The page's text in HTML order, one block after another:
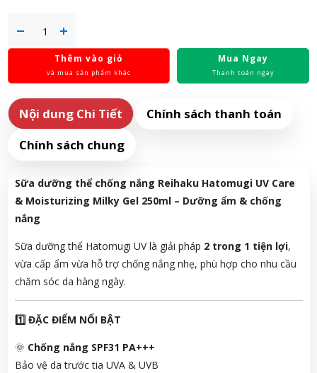
Thêm vào giỏ
và mua sản phẩm khác
Mua Ngay
Thanh toán ngay
Nội dung Chi Tiết
Chính sách thanh toán
Chính sách chung
Sữa dưỡng thể chống nắng Reihaku Hatomugi UV Care
& Moisturizing Milky Gel 250ml – Dưỡng ẩm & chống
nắng
Sữa dưỡng thể Hatomugi UV là giải pháp 2 trong 1 tiện lợi,
vừa cấp ẩm vừa hỗ trợ chống nắng nhẹ, phù hợp cho nhu cầu
chăm sóc da hàng ngày.
1️⃣ ĐẶC ĐIỂM NỔI BẬT
🌞 Chống nắng SPF31 PA+++
Bảo vệ da trước tia UVA & UVB